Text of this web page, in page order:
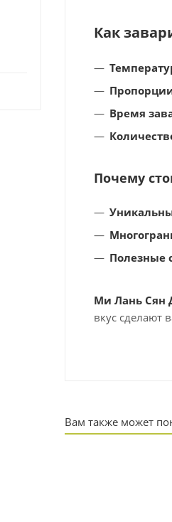
Как
Время
Почему
Полезные
Ми Лань Сян
вкус сделают
Вам также может